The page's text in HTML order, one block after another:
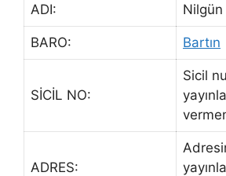
ADI:
BARO: Bartın
SİCİL NO:
Sicil
ADRES: